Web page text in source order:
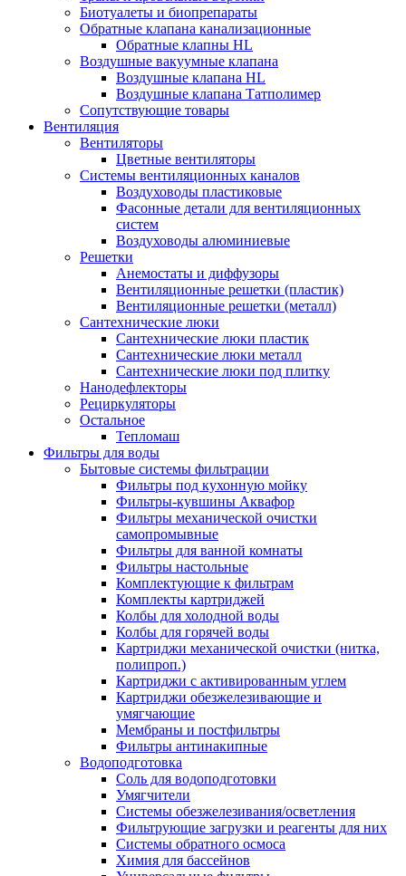
Биотуалеты и биопрепараты
Обратные клапана канализационные
Обратные клапны HL
Воздушные вакуумные клапана
Воздушные клапана HL
Воздушные клапана Татполимер
Сопутствующие товары
Вентиляция
Вентиляторы
Цветные вентиляторы
Системы вентиляционных каналов
Воздуховоды пластиковые
Фасонные детали для вентиляционных
систем
Воздуховоды алюминиевые
Решетки
Анемостаты и диффузоры
Вентиляционные решетки (пластик)
Вентиляционные решетки (металл)
Сантехнические люки
Сантехнические люки пластик
Сантехнические люки металл
Сантехнические люки под плитку
Нанодефлекторы
Рециркуляторы
Остальное
Тепломаш
Фильтры для воды
Бытовые системы фильтрации
Фильтры под кухонную мойку
Фильтры-кувшины Аквафор
Фильтры механической очистки
самопромывные
Фильтры для ванной комнаты
Фильтры настольные
Комплектующие к фильтрам
Комплекты картриджей
Колбы для холодной воды
Колбы для горячей воды
Картриджи механической очистки (нитка,
полипроп.)
Картриджи с активированным углем
Картриджи обезжелезивающие и
умягчающие
Мембраны и постфильтры
Фильтры антинакипные
Водоподготовка
Соль для водоподготовки
Умягчители
Системы обезжелезивания/осветления
Фильтрующие загрузки и реагенты для них
Системы обратного осмоса
Химия для бассейнов